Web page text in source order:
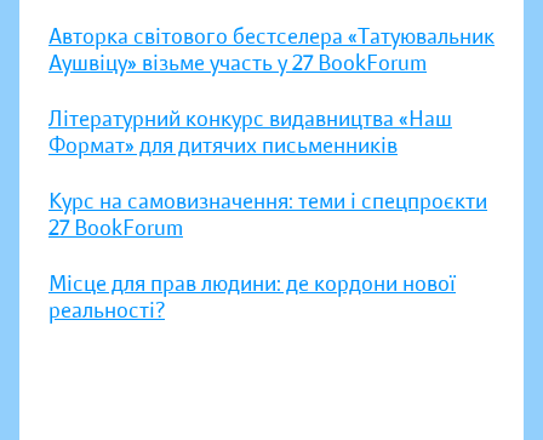
Авторка світового бестселера «Татуювальник
Аушвіцу» візьме участь у 27 BookForum
Літературний конкурс видавництва «Наш
Формат» для дитячих письменників
Курс на самовизначення: теми і спецпроєкти
27 BookForum
Місце для прав людини: де кордони нової
реальності?